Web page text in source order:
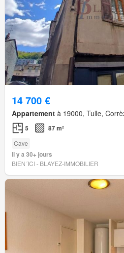
14 700 €
Appartement à 19000, Tulle,
5 87 m²
Cave
Il y a 30+ jours
BIEN´ICI - BLAYEZ-IMMOBILIER